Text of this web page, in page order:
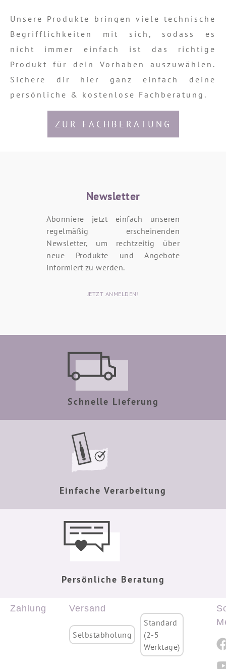
Unsere Produkte bringen viele technische
Begrifflichkeiten mit sich, sodass es
nicht immer einfach ist das richtige
Produkt für dein Vorhaben auszuwählen.
Sichere dir hier ganz einfach deine
persönliche & kostenlose Fachberatung.
ZUR FACHBERATUNG
Newsletter
Abonniere jetzt einfach unseren
regelmäßig erscheinenden
Newsletter, um rechtzeitig über
neue Produkte und Angebote
informiert zu werden.
JETZT ANMELDEN!
Schnelle Lieferung
Einfache Verarbeitung
Persönliche Beratung
Zahlung Versand
Selbstabholung
Standard
(2-5
Werktage)